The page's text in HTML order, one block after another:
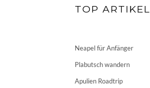
TOP ARTIKEL
Neapel für Anfänger
Plabutsch wandern
Apulien Roadtrip